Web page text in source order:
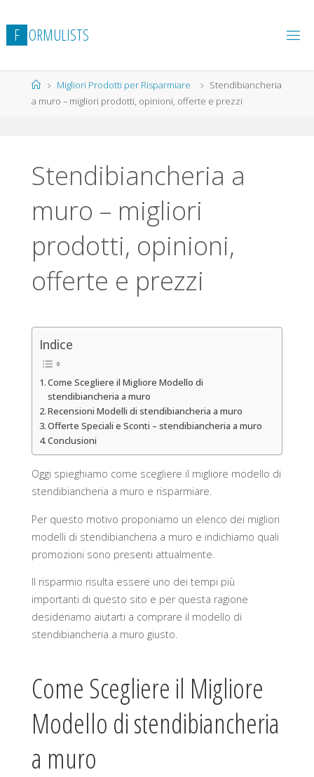
al
contenuto
F ORMULISTS
HomeMigliori Prodotti per Risparmiare
Stendibiancheria
a muro – migliori prodotti, opinioni, offerte e prezzi
Stendibiancheria a
muro – migliori
prodotti, opinioni,
offerte e prezzi
Indice
Come Scegliere il Migliore Modello di
stendibiancheria a muro
Recensioni Modelli di stendibiancheria a muro
Offerte Speciali e Sconti – stendibiancheria a muro
Conclusioni
Oggi spieghiamo come scegliere il migliore modello di
stendibiancheria a muro e risparmiare.
Per questo motivo proponiamo un elenco dei migliori
modelli di stendibiancheria a muro e indichiamo quali
promozioni sono presenti attualmente.
Il risparmio risulta essere uno dei tempi più
importanti di questo sito e per questa ragione
desideriamo aiutarti a comprare il modello di
stendibiancheria a muro giusto.
Come Scegliere il Migliore
Modello di stendibiancheria
a muro